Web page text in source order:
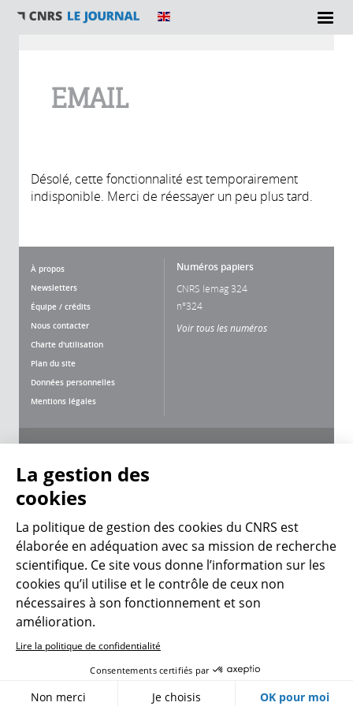
EMAIL
Désolé, cette fonctionnalité est temporairement
indisponible. Merci de réessayer un peu plus tard.
À propos
Newsletters
Équipe / crédits
Nous contacter
Charte d'utilisation
Plan du site
Données personnelles
Mentions légales
Numéros papiers
CNRS lemag 324
n°324
Voir tous les numéros
CNRS Le Mag
© 2026, CNRS
Créer un compte Se connecter
Gestion des cookies
La gestion des
cookies
La politique de gestion des cookies du CNRS est
élaborée en adéquation avec sa mission de recherche
scientifique. Ce site vous donne l’information sur les
cookies qu’il utilise et le contrôle de ceux non
nécessaires à son fonctionnement et son
amélioration.
Lire la politique de confidentialité
Consentements certifiés par
Non merci Je choisis OK pour moi